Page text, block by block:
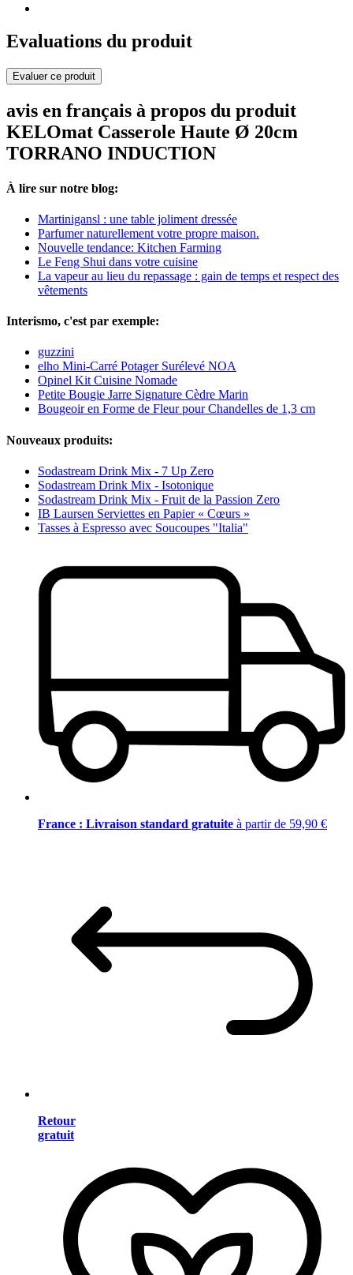
Evaluations du produit
Evaluer ce produit
avis en français à propos du produit
KELOmat Casserole Haute Ø 20cm
TORRANO INDUCTION
À lire sur notre blog:
Martinigansl : une table joliment dressée
Parfumer naturellement votre propre maison.
Nouvelle tendance: Kitchen Farming
Le Feng Shui dans votre cuisine
La vapeur au lieu du repassage : gain de temps et respect des
vêtements
Interismo, c'est par exemple:
guzzini
elho Mini-Carré Potager Surélevé NOA
Opinel Kit Cuisine Nomade
Petite Bougie Jarre Signature Cèdre Marin
Bougeoir en Forme de Fleur pour Chandelles de 1,3 cm
Nouveaux produits:
Sodastream Drink Mix - 7 Up Zero
Sodastream Drink Mix - Isotonique
Sodastream Drink Mix - Fruit de la Passion Zero
IB Laursen Serviettes en Papier « Cœurs »
Tasses à Espresso avec Soucoupes "Italia"
France : Livraison standard gratuite à partir de 59,90 €
Retour
gratuit